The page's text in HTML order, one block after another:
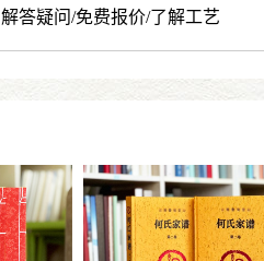
解答疑问/免费报价/了解工艺